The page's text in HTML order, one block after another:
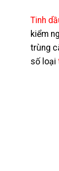
Tinh
kiểm
trùng
số loại